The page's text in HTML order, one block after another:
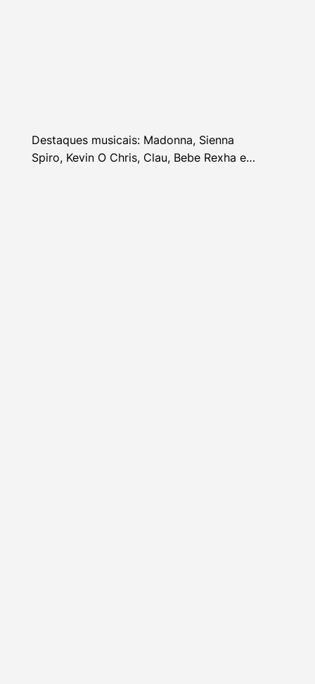
Destaques musicais: Madonna, Sienna
Spiro, Kevin O Chris, Clau, Bebe Rexha e